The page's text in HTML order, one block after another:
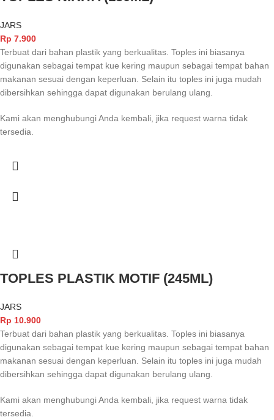
JARS
Rp 7.900
Terbuat dari bahan plastik yang berkualitas. Toples ini biasanya
digunakan sebagai tempat kue kering maupun sebagai tempat bahan
makanan sesuai dengan keperluan. Selain itu toples ini juga mudah
dibersihkan sehingga dapat digunakan berulang ulang.
Kami akan menghubungi Anda kembali, jika request warna tidak
tersedia.
TOPLES PLASTIK MOTIF (245ML)
JARS
Rp 10.900
Terbuat dari bahan plastik yang berkualitas. Toples ini biasanya
digunakan sebagai tempat kue kering maupun sebagai tempat bahan
makanan sesuai dengan keperluan. Selain itu toples ini juga mudah
dibersihkan sehingga dapat digunakan berulang ulang.
Kami akan menghubungi Anda kembali, jika request warna tidak
tersedia.